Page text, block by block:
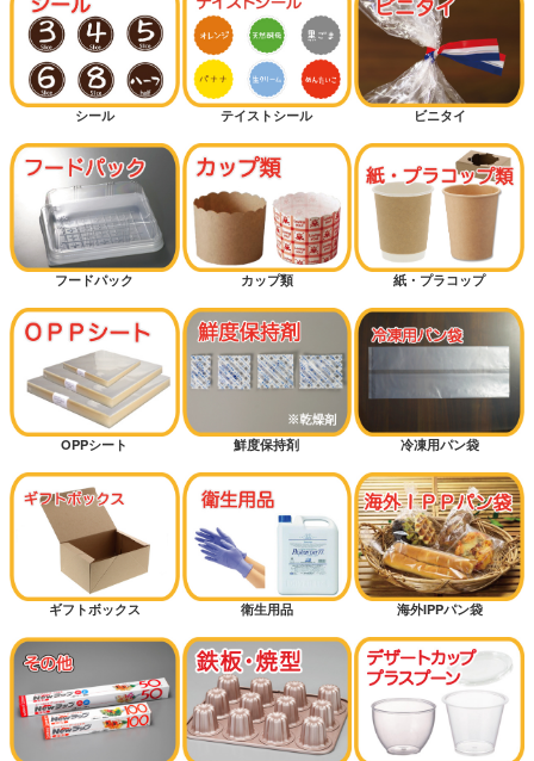
クロワッサン
バーガー
カンパーニュ（大きいパン）
細長パン
カレーパン
ハードパン
サンドイッチ
マリトッツォ
ピザ
ミルクパン
シフォンケーキ
シール テイストシール ビニタイ
フードパック カップ類 紙・プラコップ
OPPシート 鮮度保持剤 冷凍用パン袋
ギフトボックス 衛生用品 海外IPPパン袋